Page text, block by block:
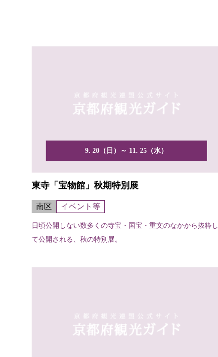
9. 20（日）～ 11. 25（水）
東寺「宝物館」秋期特別展
南区 イベント等
日頃公開しない数多くの寺宝・国宝・重文のなかから抜粋し
て公開される、秋の特別展。